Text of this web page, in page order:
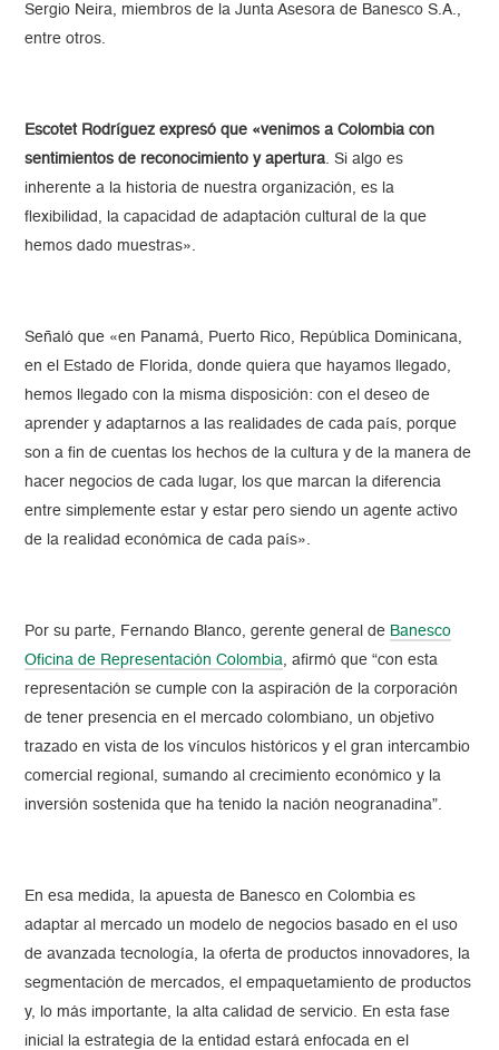
Sergio Neira, miembros de la Junta Asesora de Banesco S.A.,
entre otros.
Escotet Rodríguez expresó que «venimos a Colombia con
sentimientos de reconocimiento y apertura . Si algo es
inherente a la historia de nuestra organización, es la
flexibilidad, la capacidad de adaptación cultural de la que
hemos dado muestras».
Señaló que «en Panamá, Puerto Rico, República Dominicana,
en el Estado de Florida, donde quiera que hayamos llegado,
hemos llegado con la misma disposición: con el deseo de
aprender y adaptarnos a las realidades de cada país, porque
son a fin de cuentas los hechos de la cultura y de la manera de
hacer negocios de cada lugar, los que marcan la diferencia
entre simplemente estar y estar pero siendo un agente activo
de la realidad económica de cada país».
Por su parte, Fernando Blanco, gerente general de Banesco
Oficina de Representación Colombia , afirmó que “con esta
representación se cumple con la aspiración de la corporación
de tener presencia en el mercado colombiano, un objetivo
trazado en vista de los vínculos históricos y el gran intercambio
comercial regional, sumando al crecimiento económico y la
inversión sostenida que ha tenido la nación neogranadina”.
En esa medida, la apuesta de Banesco en Colombia es
adaptar al mercado un modelo de negocios basado en el uso
de avanzada tecnología, la oferta de productos innovadores, la
segmentación de mercados, el empaquetamiento de productos
y, lo más importante, la alta calidad de servicio. En esta fase
inicial la estrategia de la entidad estará enfocada en el